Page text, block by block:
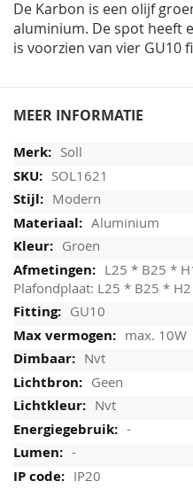
De Karbon is een olijf
aluminium. De spot heeft
is voorzien van vier GU10
MEER INFORMATIE
Soll
SOL1621
Modern
Aluminium
Groen
L25 * B25 *
Plafondplaat: L25 * B25 *
GU10
max. 10W
Nvt
Geen
Nvt
-
-
IP20